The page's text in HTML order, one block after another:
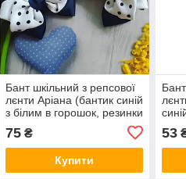
Бант шкільний з репсової
лєнти Аріана (бантик синій
з білим в горошок, резинки
резинкі)
75₴
Купити
53